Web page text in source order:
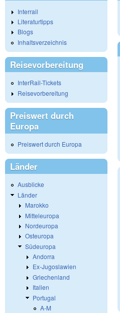
Interrail
Literaturtipps
Blogs
Inhaltsverzeichnis
Reisevorbereitung
InterRail-Tickets
Reisevorbereitung
Preiswert durch
Europa
Preiswert durch Europa
Länder
Ausblicke
Länder
Marokko
Mitteleuropa
Nordeuropa
Osteuropa
Südeuropa
Andorra
Ex-Jugoslawien
Griechenland
Italien
Portugal
A-M